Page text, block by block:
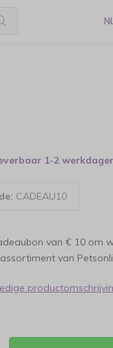
NL
1-2
CADEAU10
van € 10 om
van